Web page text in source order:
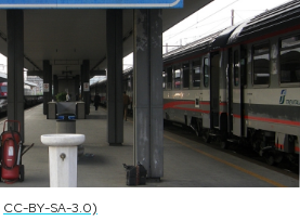
CC-BY-SA-3.0)